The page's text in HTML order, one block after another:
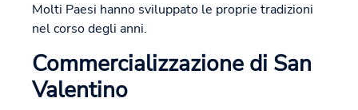
Molti Paesi hanno sviluppato le proprie tradizioni
nel corso degli anni.
Commercializzazione di San
Valentino